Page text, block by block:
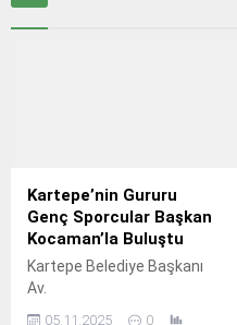
Kartepe’nin Gururu
Genç Sporcular Başkan
Kocaman’la Buluştu
Kartepe Belediye Başkanı
Av.
05.11.2025 0